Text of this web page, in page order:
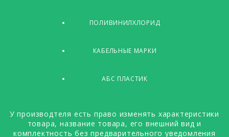
ПОЛИВИНИЛХЛОРИД
КАБЕЛЬНЫЕ МАРКИ
АБС ПЛАСТИК
У производтеля есть право изменять характеристики
товара, название товара, его внешний вид и
комплектность без предварительного уведомления